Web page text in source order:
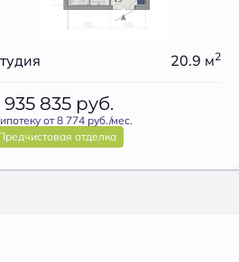
20.9 м2
935 835 руб.
от 8 774 руб./мес.
отделка